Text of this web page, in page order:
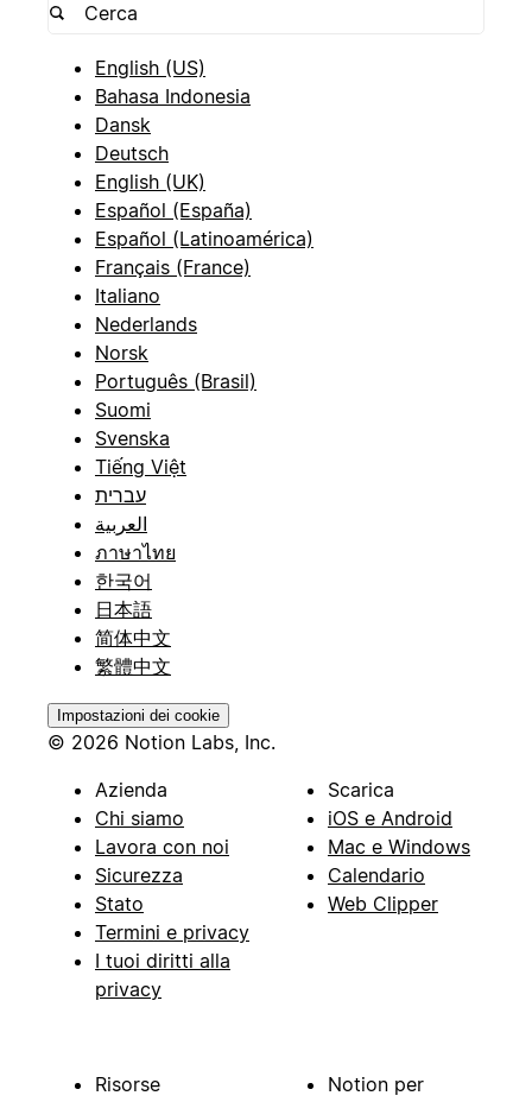
English (US)
Bahasa Indonesia
Dansk
Deutsch
English (UK)
Español (España)
Español (Latinoamérica)
Français (France)
Italiano
Nederlands
Norsk
Português (Brasil)
Suomi
Svenska
Tiếng Việt
עברית
العربية
ภาษาไทย
한국어
日本語
简体中文
繁體中文
Impostazioni dei cookie
© 2026 Notion Labs, Inc.
Azienda
Chi siamo
Lavora con noi
Sicurezza
Stato
Termini e privacy
I tuoi diritti alla
privacy
Scarica
iOS e Android
Mac e Windows
Calendario
Web Clipper
Risorse
Notion per